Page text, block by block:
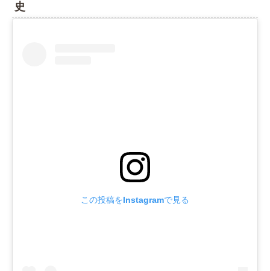
史
この投稿をInstagramで見る